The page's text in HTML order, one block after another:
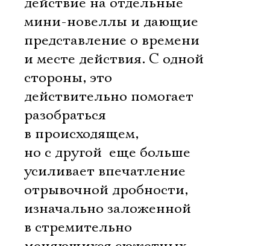
мини-новеллы и дающие
представление о времени
и месте действия. С одной
стороны, это
действительно помогает
разобраться
в происходящем,
но с другой  еще больше
усиливает впечатление
отрывочной дробности,
изначально заложенной
в стремительно